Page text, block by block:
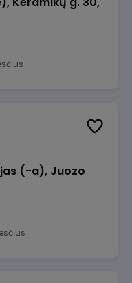
(-a), Juozo